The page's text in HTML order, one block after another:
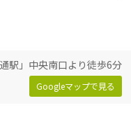
駅」中央南口より徒歩6分
Googleマップで見る